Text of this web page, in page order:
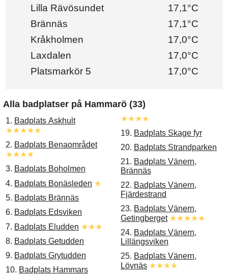
Lilla Rävösundet
17,1°C
Brännäs
17,1°C
Kråkholmen
17,0°C
Laxdalen
17,0°C
Platsmarkör 5
17,0°C
Alla badplatser på Hammarö (33)
1. Badplats Askhult
★★★★★
2. Badplats Benaområdet
★★★★
3. Badplats Boholmen
4. Badplats Bonäsleden ★
5. Badplats Brännäs
6. Badplats Edsviken
7. Badplats Eludden ★★★
8. Badplats Getudden
9. Badplats Grytudden
10. Badplats Hammars
★★★★
19. Badplats Skage fyr
20. Badplats Strandparken
21. Badplats Vänern,
Brännäs
22. Badplats Vänern,
Fjärdestrand
23. Badplats Vänern,
Getingberget ★★★★★
24. Badplats Vänern,
Lillängsviken
25. Badplats Vänern,
Lövnäs ★★★★